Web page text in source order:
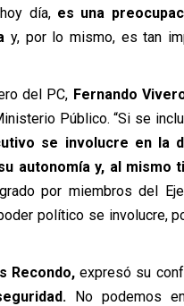
día, es una
y, por lo mismo, es tan
del PC, Fernando
Público. “Si se
se involucre en la
autonomía y, al mismo
por miembros del
político se involucre,
Recondo, expresó su
No podemos